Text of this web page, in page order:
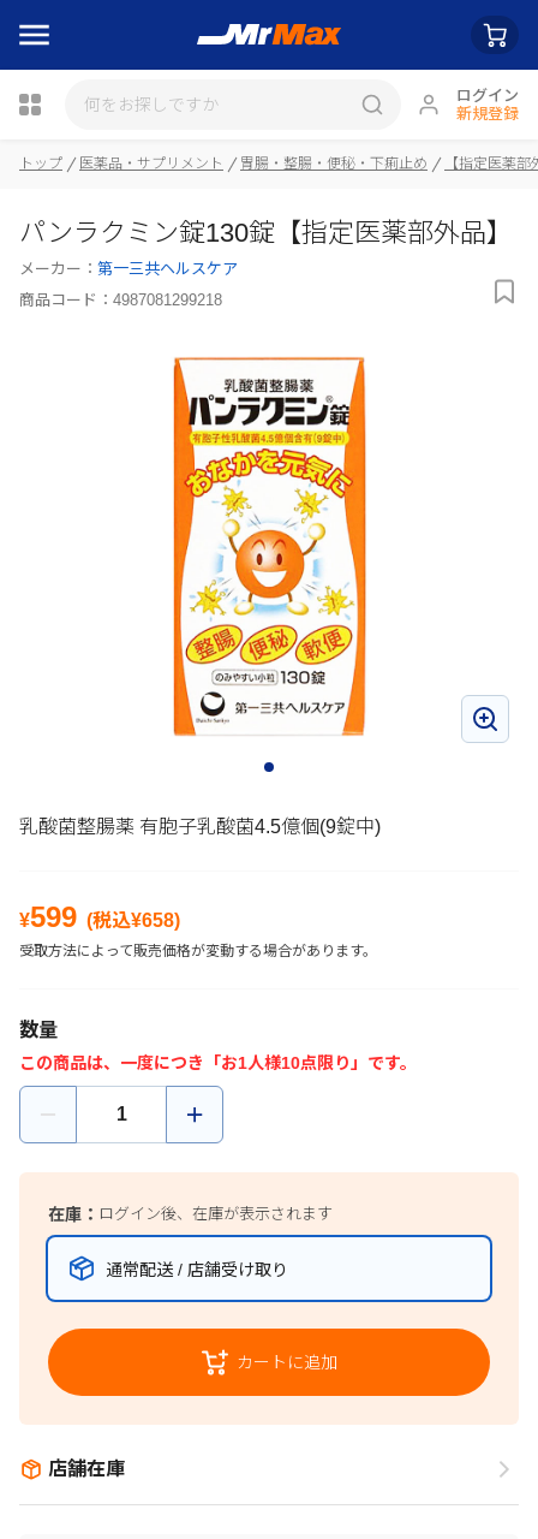
ログイン
新規登録
トップ 医薬品・サプリメント 胃腸・整腸・便秘・下痢止め 【指定医薬
パンラクミン錠130錠【指定医薬部外品】
メーカー： 第一三共ヘルスケア
商品コード： 4987081299218
乳酸菌整腸薬 有胞子乳酸菌4.5億個(9錠中)
¥599 (税込¥658)
受取方法によって販売価格が変動する場合があります。
数量
この商品は、一度につき「お1人様10点限り」です。
在庫： ログイン後、在庫が表示されます
通常配送 / 店舗受け取り
カートに追加
店舗在庫